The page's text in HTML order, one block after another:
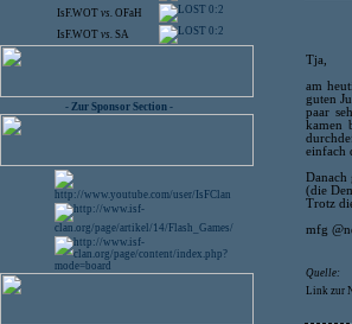
IsF.WOT vs. OFaH 0:2
IsF.WOT vs. SA 0:2
- Zur Sponsor Section -
Tja,
am
guten
paar
kamen
einfach
Danach
(die
Trotz
mfg
Quelle:
Link zur